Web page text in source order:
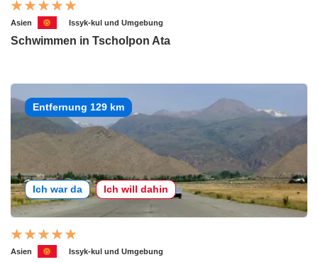
Asien Issyk-kul und Umgebung
Schwimmen in Tscholpon Ata
Entfernung 129 km
Ich war da Ich will dahin
Asien Issyk-kul und Umgebung